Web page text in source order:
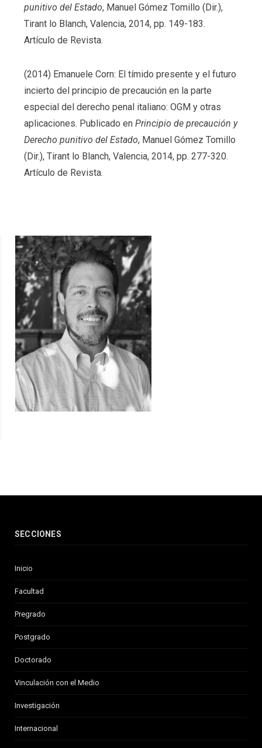
punitivo del Estado, Manuel Gómez Tomillo (Dir.),
Tirant lo Blanch, Valencia, 2014, pp. 149-183.
Artículo de Revista.
(2014) Emanuele Corn: El tímido presente y el futuro
incierto del principio de precaución en la parte
especial del derecho penal italiano: OGM y otras
aplicaciones. Publicado en Principio de precaución y
Derecho punitivo del Estado, Manuel Gómez Tomillo
(Dir.), Tirant lo Blanch, Valencia, 2014, pp. 277-320.
Artículo de Revista.
SECCIONES
Inicio
Facultad
Pregrado
Postgrado
Doctorado
Vinculación con el Medio
Investigación
Internacional